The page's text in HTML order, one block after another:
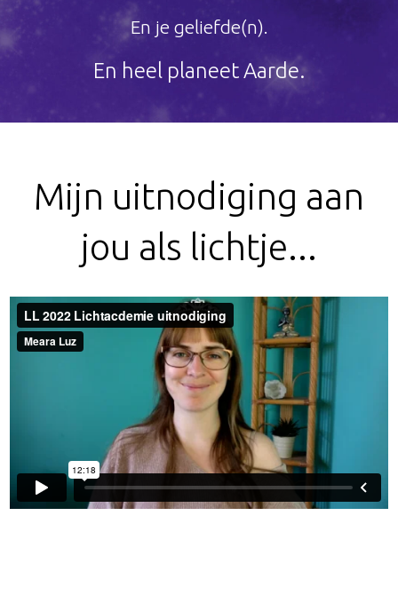
En je geliefde(n).
En heel planeet Aarde.
Mijn uitnodiging aan
jou als lichtje...